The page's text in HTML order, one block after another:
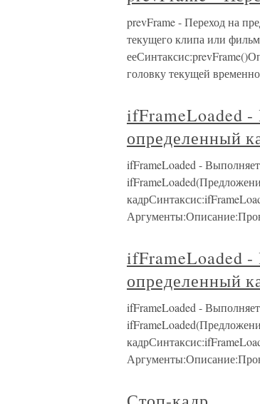
prevFrame - Переход на
текущего клипа или
головку текущей
ifFrameLoaded -
определенный
ifFrameLoaded -
ifFrameLoaded -
определенный
ifFrameLoaded -